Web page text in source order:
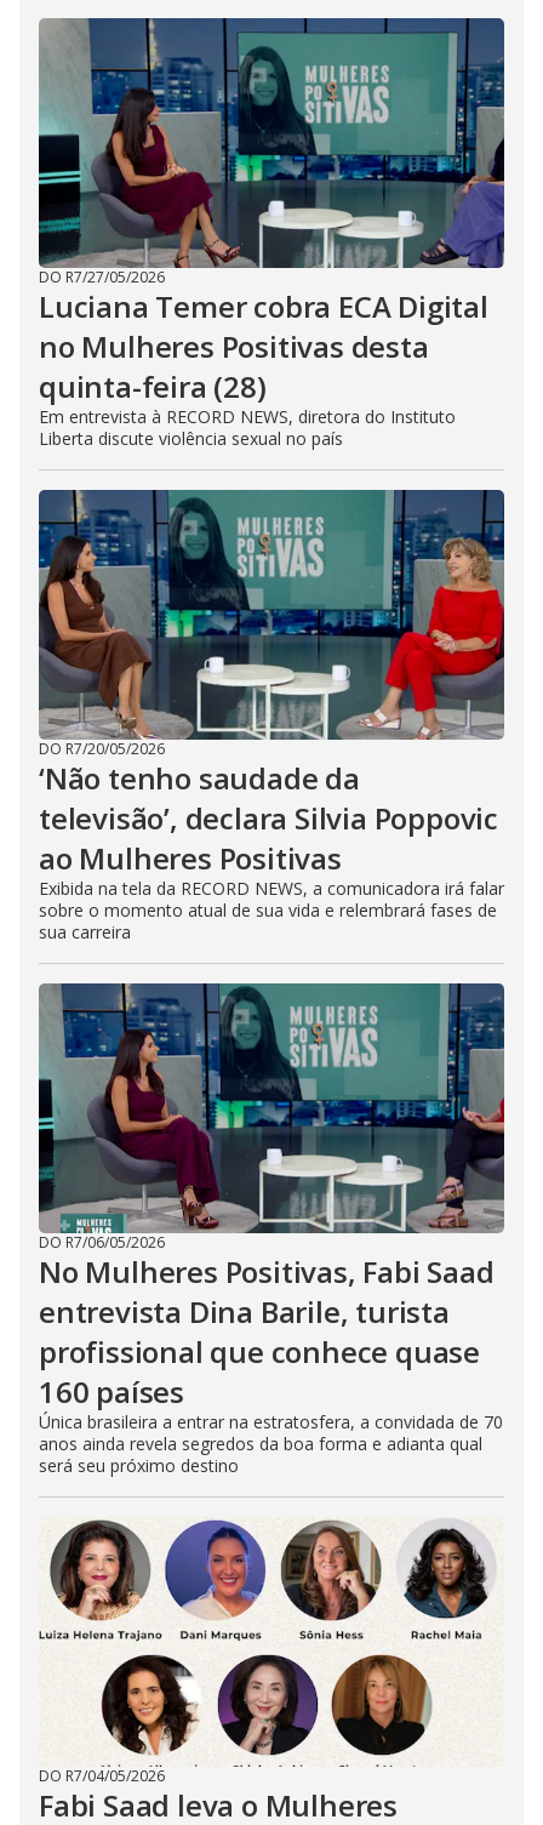
DO R7/27/05/2026
Luciana Temer cobra ECA Digital
no Mulheres Positivas desta
quinta-feira (28)
Em entrevista à RECORD NEWS, diretora do Instituto
Liberta discute violência sexual no país
DO R7/20/05/2026
‘Não tenho saudade da
televisão’, declara Silvia Poppovic
ao Mulheres Positivas
Exibida na tela da RECORD NEWS, a comunicadora irá falar
sobre o momento atual de sua vida e relembrará fases de
sua carreira
DO R7/06/05/2026
No Mulheres Positivas, Fabi Saad
entrevista Dina Barile, turista
profissional que conhece quase
160 países
Única brasileira a entrar na estratosfera, a convidada de 70
anos ainda revela segredos da boa forma e adianta qual
será seu próximo destino
DO R7/04/05/2026
Fabi Saad leva o Mulheres